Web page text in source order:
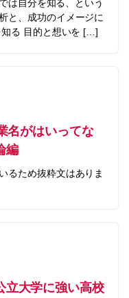
は自分を知る、という
と、成功のイメージに
知る 目的と想いを […]
名がはいってな
編
るため抜粋文はありま
立大学に強い高校